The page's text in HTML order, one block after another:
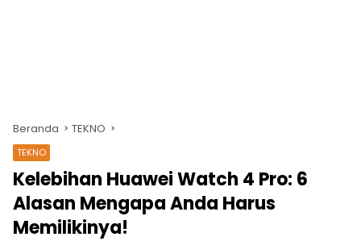
Beranda TEKNO
TEKNO
Kelebihan Huawei Watch 4 Pro: 6
Alasan Mengapa Anda Harus
Memilikinya!